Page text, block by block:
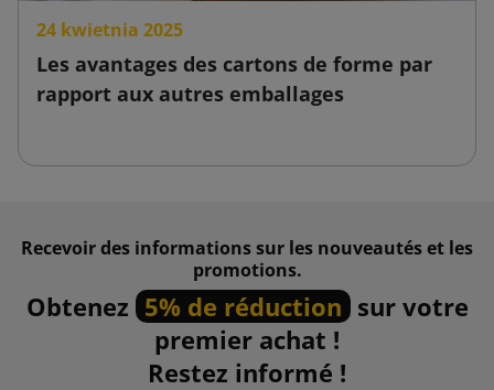
24 kwietnia 2025
Les avantages des cartons de forme par
rapport aux autres emballages
Recevoir des informations sur les nouveautés et les
promotions.
Obtenez 5% de réduction sur votre
premier achat !
Restez informé !